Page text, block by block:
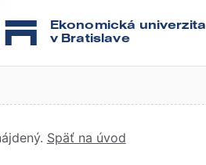
Ekonomická univerzita
v Bratislave
Späť na úvod